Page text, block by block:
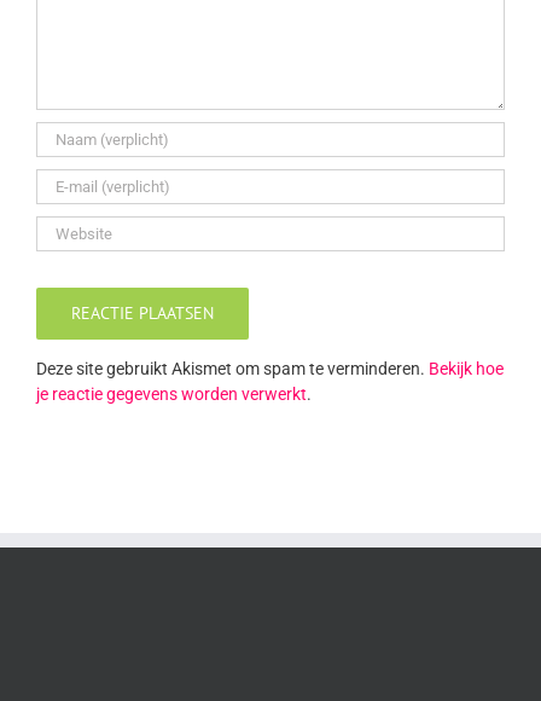
Deze site gebruikt Akismet om spam te verminderen. Bekijk hoe
je reactie gegevens worden verwerkt.